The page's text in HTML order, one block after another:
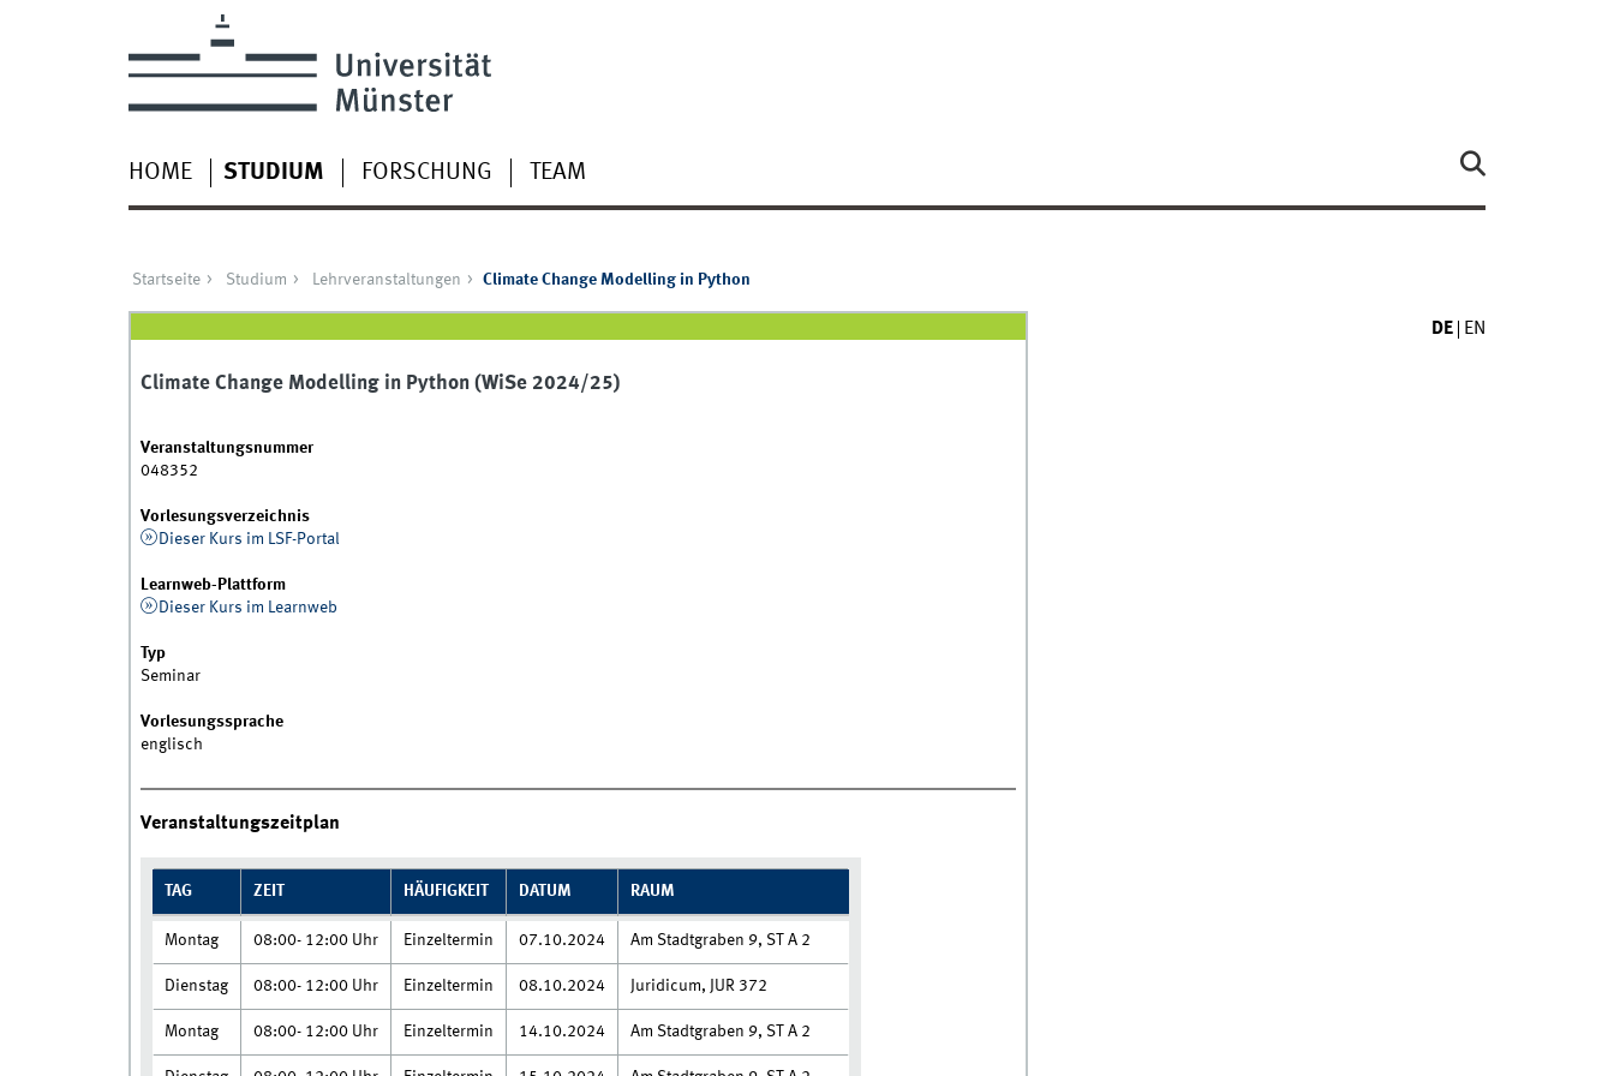
HOME STUDIUM FORSCHUNG TEAM
DE EN
Startseite Studium Lehrveranstaltungen Climate Change Modelling in Python
Climate Change Modelling in Python (WiSe 2024/25)
Veranstaltungsnummer
048352
Vorlesungsverzeichnis
Dieser Kurs im LSF-Portal
Learnweb-Plattform
Dieser Kurs im Learnweb
Typ
Seminar
Vorlesungssprache
englisch
Veranstaltungszeitplan
TAG ZEIT HÄUFIGKEIT DATUM RAUM
Montag 08:00- 12:00 Uhr Einzeltermin 07.10.2024 Am Stadtgraben 9, ST A 2
Dienstag 08:00- 12:00 Uhr Einzeltermin 08.10.2024 Juridicum, JUR 372
Montag 08:00- 12:00 Uhr Einzeltermin 14.10.2024 Am Stadtgraben 9, ST A 2